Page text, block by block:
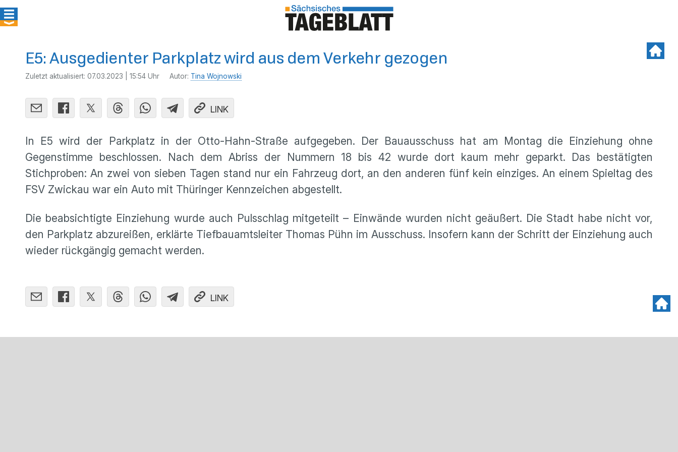
E5: Ausgedienter Parkplatz wird aus dem Verkehr gezogen
Zuletzt aktualisiert: 07.03.2023 | 15:54 Uhr Autor: Tina Wojnowski
LINK
In E5 wird der Parkplatz in der Otto-Hahn-Straße aufgegeben. Der Bauausschuss hat am Montag die Einziehung ohne
Gegenstimme beschlossen. Nach dem Abriss der Nummern 18 bis 42 wurde dort kaum mehr geparkt. Das bestätigten
Stichproben: An zwei von sieben Tagen stand nur ein Fahrzeug dort, an den anderen fünf kein einziges. An einem Spieltag des
FSV Zwickau war ein Auto mit Thüringer Kennzeichen abgestellt.
Die beabsichtigte Einziehung wurde auch Pulsschlag mitgeteilt – Einwände wurden nicht geäußert. Die Stadt habe nicht vor,
den Parkplatz abzureißen, erklärte Tiefbauamtsleiter Thomas Pühn im Ausschuss. Insofern kann der Schritt der Einziehung auch
wieder rückgängig gemacht werden.
LINK